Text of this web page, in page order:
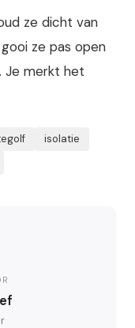
ze dicht van
ze pas open
Je merkt het
isolatie